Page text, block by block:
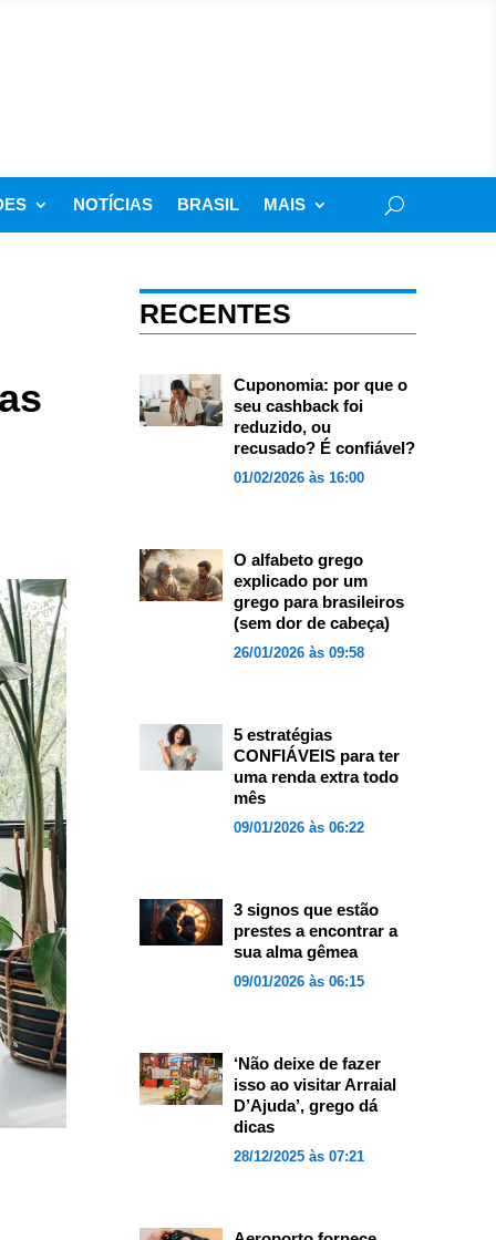
NOTÍCIAS BRASIL MAIS
RECENTES
Cuponomia: por que o
seu cashback foi
reduzido, ou
recusado? É confiável?
01/02/2026 às 16:00
O alfabeto grego
explicado por um
grego para brasileiros
(sem dor de cabeça)
26/01/2026 às 09:58
5 estratégias
CONFIÁVEIS para ter
uma renda extra todo
mês
09/01/2026 às 06:22
3 signos que estão
prestes a encontrar a
sua alma gêmea
09/01/2026 às 06:15
‘Não deixe de fazer
isso ao visitar Arraial
D’Ajuda’, grego dá
dicas
28/12/2025 às 07:21